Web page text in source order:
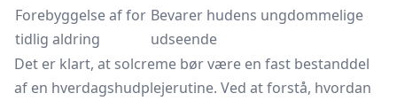
Forebyggelse af for
tidlig aldring
Bevarer hudens ungdommelige
udseende
Det er klart, at solcreme bør være en fast bestanddel
af en hverdagshudplejerutine. Ved at forstå, hvordan